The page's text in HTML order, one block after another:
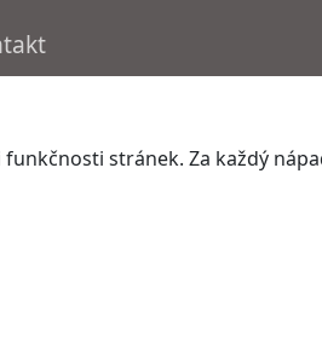
stránek. Za každý